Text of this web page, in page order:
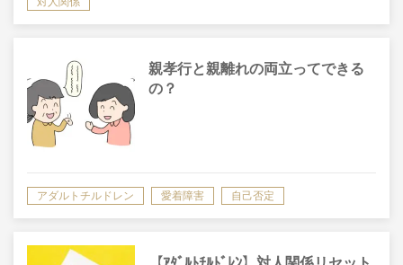
親孝行と親離れの両立ってできる
の？
アダルトチルドレン 愛着障害 自己否定